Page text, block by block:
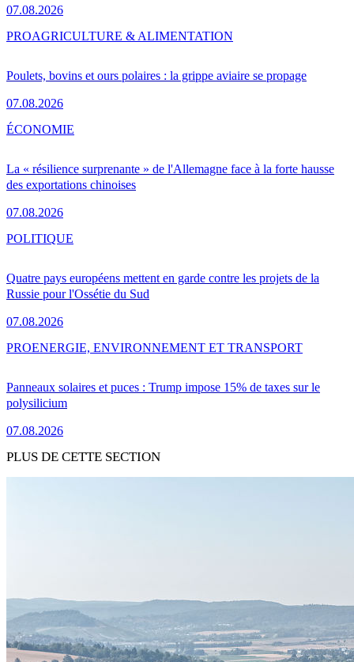
07.08.2026
Poulets, bovins et ours polaires : la grippe aviaire se propage
07.08.2026
PROAGRICULTURE & ALIMENTATION
La « résilience surprenante » de l'Allemagne face à la forte hausse
des exportations chinoises
07.08.2026
ÉCONOMIE
Quatre pays européens mettent en garde contre les projets de la
Russie pour l'Ossétie du Sud
07.08.2026
POLITIQUE
Panneaux solaires et puces : Trump impose 15% de taxes sur le
polysilicium
07.08.2026
PROENERGIE, ENVIRONNEMENT ET TRANSPORT
PLUS DE CETTE SECTION